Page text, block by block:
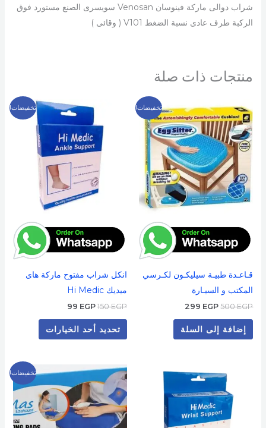
شراب دوالى ماركة فينوسان Venosan سويسرى الصنع مستورد فوق
الركبة طرف عادى نسبة الضغط V101 ( وقائى )
منتجات ذات صلة
تخفيضات!
قـاعـدة طبيـة سيليكـون لكـرسي
المكتب و السيـارة
500EGP
الأصلي
هو:
500 EGP.
299 EGP
الحالي
هو:
299 EGP.
إضافة إلى السلة
تخفيضات!
انكل شراب مفتوح ماركة هاى
ميديك Hi Medic
150EGP
السعر
الأصلي
هو:
150 EGP.
99 EGP
السعر
الحالي
هو:
99 EGP.
تحديد أحد الخيارات
هناك
العديد
من
الأشكال
اختيار
الخيارات
على
صفحة
هناك
العديد
من
الأشكال
تخفيضات!
السعر
هو:
800 EGP.
الحالي
هو:
599 EGP.